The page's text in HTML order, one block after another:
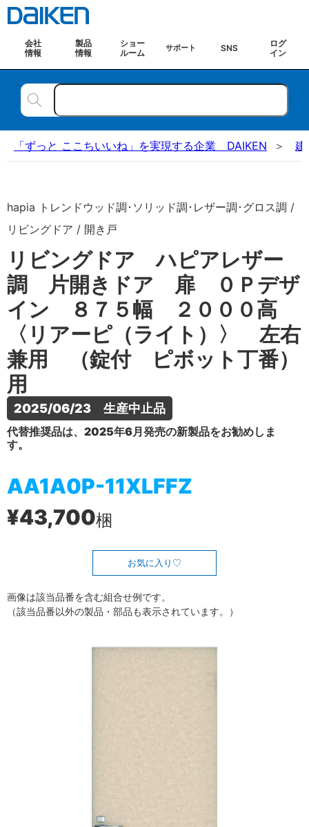
会社
情報
製品
情報
ショー
ルーム
サポート SNS
ログ
イン
「ずっと ここちいいね」を実現する企業 DAIKEN 建
hapia トレンドウッド調･ソリッド調･レザー調･グロス調 /
リビングドア / 開き戸
リビングドア ハピアレザー
調 片開きドア 扉 ０Ｐデザ
イン ８７５幅 ２０００高
〈リアーピ（ライト）〉 左右
兼用 （錠付 ピボット丁番）
用
2025/06/23　生産中止品
代替推奨品は、2025年6月発売の新製品をお勧めしま
す。
AA1A0P-11XLFFZ
¥43,700梱
お気に入り
画像は該当品番を含む組合せ例です。
（該当品番以外の製品・部品も表示されています。）